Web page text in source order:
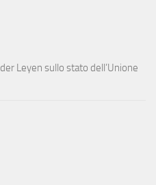
Leyen sullo stato dell’Unione